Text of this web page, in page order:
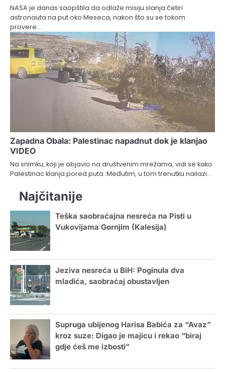
NASA je danas saopštila da odlaže misiju slanja četiri
astronauta na put oko Meseca, nakon što su se tokom
provere…
Zapadna Obala: Palestinac napadnut dok je klanjao
VIDEO
Na snimku, koji je objavio na društvenim mrežama, vidi se kako
Palestinac klanja pored puta. Međutim, u tom trenutku nailazi…
Najčitanije
Teška saobraćajna nesreća na Pisti u
Vukovijama Gornjim (Kalesija)
Jeziva nesreća u BiH: Poginula dva
mladića, saobraćaj obustavljen
Supruga ubijenog Harisa Babića za “Avaz”
kroz suze: Digao je majicu i rekao “biraj
gdje ćeš me izbosti”